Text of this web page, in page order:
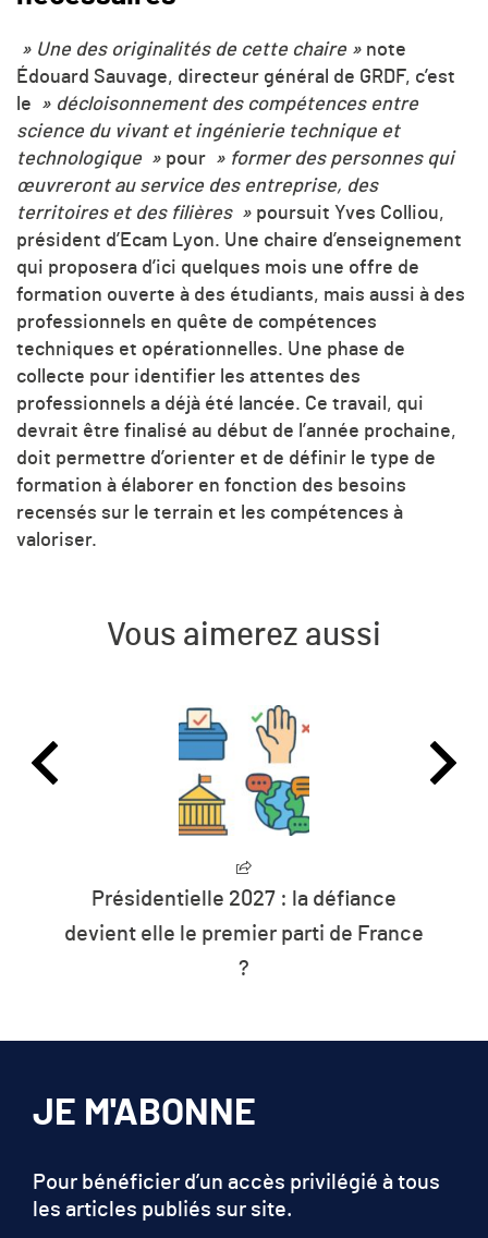
» Une des originalités de cette chaire » note
Édouard Sauvage, directeur général de GRDF, c’est
le
» décloisonnement des compétences entre
science du vivant et ingénierie technique et
technologique » pour » former des personnes qui
œuvreront au service des entreprise, des
territoires et des filières » poursuit Yves Colliou,
président d’Ecam Lyon. Une chaire d’enseignement
qui proposera d’ici quelques mois une offre de
formation ouverte à des étudiants, mais aussi à des
professionnels en quête de compétences
techniques et opérationnelles. Une phase de
collecte pour identifier les attentes des
professionnels a déjà été lancée. Ce travail, qui
devrait être finalisé au début de l’année prochaine,
doit permettre d’orienter et de définir le type de
formation à élaborer en fonction des besoins
recensés sur le terrain et les compétences à
valoriser.
Vous aimerez aussi
L’humanité vit désormais à crédit sur
les ressources de la planète
JE M'ABONNE
Pour bénéficier d’un accès privilégié à tous
les articles publiés sur site.